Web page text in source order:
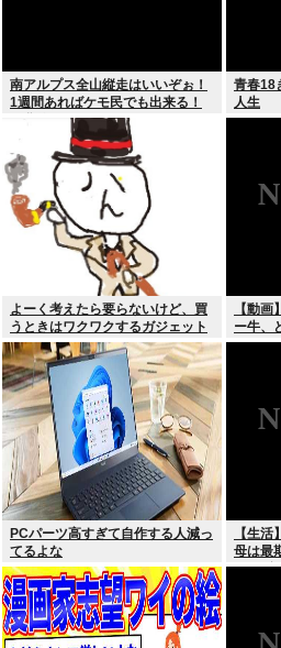
南アルプス全山縦走はいいぞぉ！
1週間あればケモ民でも出来る！
お盆休みにやってみなイカ？
青春18
人生
よーく考えたら要らないけど、買
うときはワクワクするガジェット
おしえろ
【動
ー牛、
PCパーツ高すぎて自作する人減っ
てるよな
【生
母は最
ね。ず